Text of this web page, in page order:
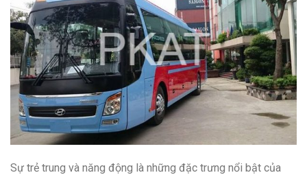
Sự trẻ trung và năng động là những đặc trưng nổi bật của